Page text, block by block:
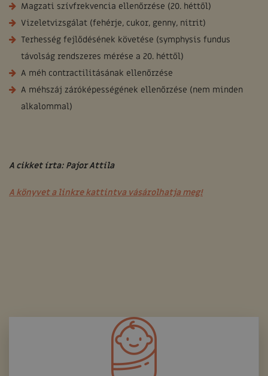
Magzati szívfrekvencia ellenőrzése (20. héttől)
Vizeletvizsgálat (fehérje, cukor, genny, nitrit)
Terhesség fejlődésének követése (symphysis fundus
távolság rendszeres mérése a 20. héttől)
A méh contractilitásának ellenőrzése
A méhszáj záróképességének ellenőrzése (nem minden
alkalommal)
A cikket írta: Pajor Attila
A könyvet a linkre kattintva vásárolhatja meg!